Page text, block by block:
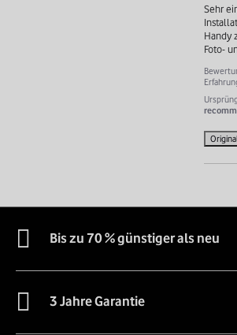
Sehr
Handy
Foto-
Bis zu 70 % günstiger als neu
3 Jahre Garantie